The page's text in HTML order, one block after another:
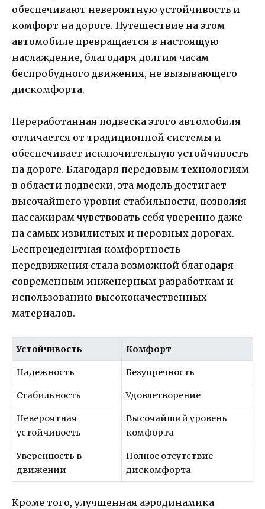
обеспечивают невероятную устойчивость и
комфорт на дороге. Путешествие на этом
автомобиле превращается в настоящую
наслаждение, благодаря долгим часам
беспробудного движения, не вызывающего
дискомфорта.
Переработанная подвеска этого автомобиля
отличается от традиционной системы и
обеспечивает исключительную устойчивость
на дороге. Благодаря передовым технологиям
в области подвески, эта модель достигает
высочайшего уровня стабильности, позволяя
пассажирам чувствовать себя уверенно даже
на самых извилистых и неровных дорогах.
Беспрецедентная комфортность
передвижения стала возможной благодаря
современным инженерным разработкам и
использованию высококачественных
материалов.
Устойчивость Комфорт
Надежность Безупречность
Стабильность Удовлетворение
Невероятная
устойчивость
Высочайший уровень
комфорта
Уверенность в
движении
Полное отсутствие
дискомфорта
Кроме того, улучшенная аэродинамика